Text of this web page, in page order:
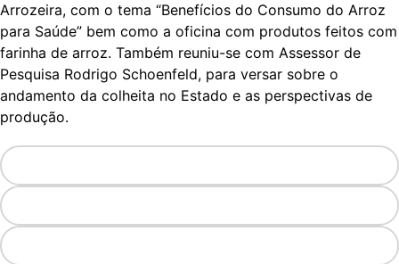
Arrozeira, com o tema “Benefícios do Consumo do Arroz
para Saúde” bem como a oficina com produtos feitos com
farinha de arroz. Também reuniu-se com Assessor de
Pesquisa Rodrigo Schoenfeld, para versar sobre o
andamento da colheita no Estado e as perspectivas de
produção.